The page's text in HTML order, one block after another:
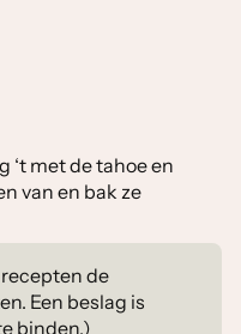
‘t met de tahoe en
van en bak ze
de
Een beslag is
binden.)